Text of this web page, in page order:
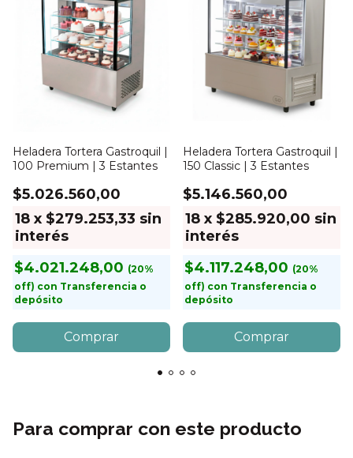
Heladera Tortera Gastroquil |
100 Premium | 3 Estantes
$5.026.560,00
18 x $279.253,33 sin
interés
$4.021.248,00
con Transferencia o
depósito
Heladera Tortera Gastroquil |
150 Classic | 3 Estantes
$5.146.560,00
18 x $285.920,00 sin
interés
$4.117.248,00
con Transferencia o
depósito
Para comprar con este producto